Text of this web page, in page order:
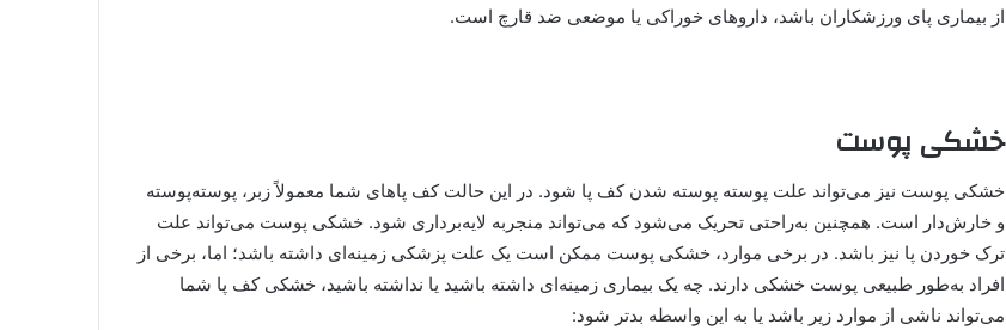
از بیماری پای ورزشکاران باشد، داروهای خوراکی یا موضعی ضد قارچ است.
خشکی پوست
خشکی پوست نیز می‌تواند علت پوسته پوسته شدن کف پا شود. در این حالت کف پاهای شما معمولاً زبر، پوسته‌پوسته
و خارش‌دار است. همچنین به‌راحتی تحریک می‌شود که می‌تواند منجربه لایه‌برداری شود. خشکی پوست می‌تواند علت
ترک خوردن پا نیز باشد. در برخی موارد، خشکی پوست ممکن است یک علت پزشکی زمینه‌ای داشته باشد؛ اما، برخی از
افراد به‌طور طبیعی پوست خشکی دارند. چه یک بیماری زمینه‌ای داشته باشید یا نداشته باشید، خشکی کف پا شما
می‌تواند ناشی از موارد زیر باشد یا به این واسطه‌ بدتر شود: